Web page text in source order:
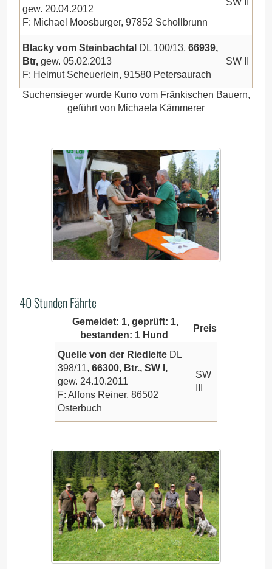
gew. 20.04.2012
F: Michael Moosburger, 97852 Schollbrunn
Blacky vom Steinbachtal DL 100/13, 66939,
Btr, gew. 05.02.2013
F: Helmut Scheuerlein, 91580 Petersaurach
SW II
Suchensieger wurde Kuno vom Fränkischen Bauern,
geführt von Michaela Kämmerer
40 Stunden Fährte
Gemeldet: 1, geprüft: 1,
bestanden: 1 Hund
Preis
Quelle von der Riedleite DL
398/11, 66300, Btr., SW I,
gew. 24.10.2011
F: Alfons Reiner, 86502
Osterbuch
SW